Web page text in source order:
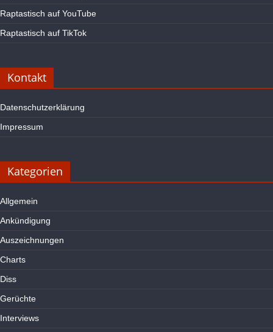
Raptastisch auf YouTube
Raptastisch auf TikTok
Kontakt
Datenschutzerklärung
Impressum
Kategorien
Allgemein
Ankündigung
Auszeichnungen
Charts
Diss
Gerüchte
Interviews